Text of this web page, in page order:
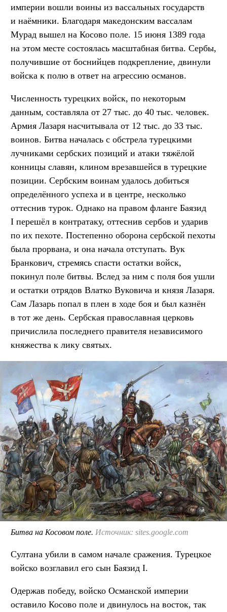
империи вошли воины из вассальных государств
и наёмники. Благодаря македонским вассалам
Мурад вышел на Косово поле. 15 июня 1389 года
на этом месте состоялась масштабная битва. Сербы,
получившие от боснийцев подкрепление, двинули
войска к полю в ответ на агрессию османов.
Численность турецких войск, по некоторым
данным, составляла от 27 тыс. до 40 тыс. человек.
Армия Лазаря насчитывала от 12 тыс. до 33 тыс.
воинов. Битва началась с обстрела турецкими
лучниками сербских позиций и атаки тяжёлой
конницы славян, клином врезавшейся в турецкие
позиции. Сербским воинам удалось добиться
определённого успеха и в центре, несколько
оттеснив турок. Однако на правом фланге Баязид
I перешёл в контратаку, оттеснив сербов и ударив
по их пехоте. Постепенно оборона сербской пехоты
была прорвана, и она начала отступать. Вук
Бранкович, стремясь спасти остатки войск,
покинул поле битвы. Вслед за ним с поля боя ушли
и остатки отрядов Влатко Вуковича и князя Лазаря.
Сам Лазарь попал в плен в ходе боя и был казнён
в тот же день. Сербская православная церковь
причислила последнего правителя независимого
княжества к лику святых.
Битва на Косовом поле. Источник: sites.google.com
Султана убили в самом начале сражения. Турецкое
войско возглавил его сын Баязид I.
Одержав победу, войско Османской империи
оставило Косово поле и двинулось на восток, так